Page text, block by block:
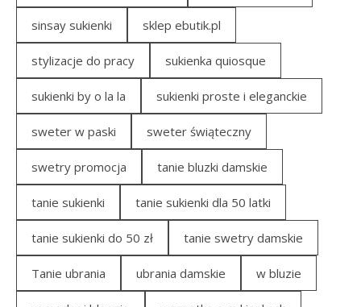
sinsay sukienki sklep ebutik.pl
stylizacje do pracy sukienka quiosque
sukienki by o la la sukienki proste i eleganckie
sweter w paski sweter świąteczny
swetry promocja tanie bluzki damskie
tanie sukienki tanie sukienki dla 50 latki
tanie sukienki do 50 zł tanie swetry damskie
Tanie ubrania ubrania damskie w bluzie